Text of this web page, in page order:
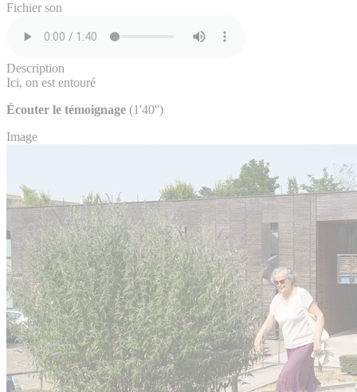
Fichier son
Description
Ici, on est entouré
Écouter le témoignage (1'40'')
Image